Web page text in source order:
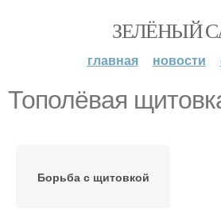
ЗЕЛЁНЫЙ
главная новости
Тополёвая
Борьба с щитовкой